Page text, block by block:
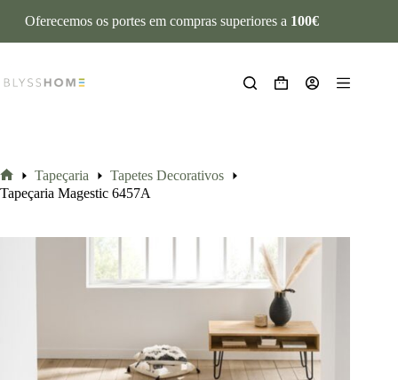
Oferecemos os portes em compras superiores a 100€
Tapeçaria
Tapetes Decorativos
Tapeçaria Magestic 6457A